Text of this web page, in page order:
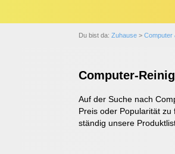
Du bist da: Zuhause > Computer
Computer-
Auf der Suche nach
Preis oder Popularität
ständig unsere